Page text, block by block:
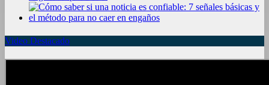
Video Destacado